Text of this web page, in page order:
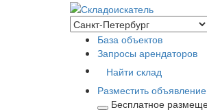
База объектов
Запросы арендаторов
Найти склад
Разместить объявление
Бесплатное